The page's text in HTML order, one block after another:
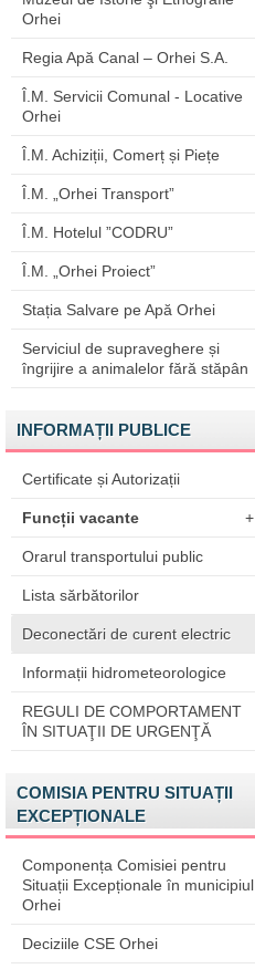
Orhei
Regia Apă Canal – Orhei S.A.
Î.M. Servicii Comunal - Locative
Orhei
Î.M. Achiziții, Comerț și Piețe
Î.M. „Orhei Transport”
Î.M. Hotelul ”CODRU”
Î.M. „Orhei Proiect”
Stația Salvare pe Apă Orhei
Serviciul de supraveghere și
îngrijire a animalelor fără stăpân
INFORMAȚII PUBLICE
Certificate și Autorizații
Funcții vacante +
Orarul transportului public
Lista sărbătorilor
Deconectări de curent electric
Informații hidrometeorologice
REGULI DE COMPORTAMENT
ÎN SITUAŢII DE URGENŢĂ
COMISIA PENTRU SITUAȚII
EXCEPȚIONALE
Componența Comisiei pentru
Situații Excepționale în municipiul
Orhei
Deciziile CSE Orhei